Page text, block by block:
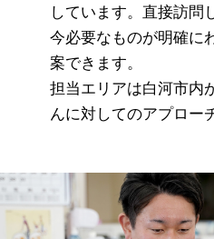
しています。直接訪問
今必要なものが明確に
案できます。
担当エリアは白河市内
んに対してのアプロー